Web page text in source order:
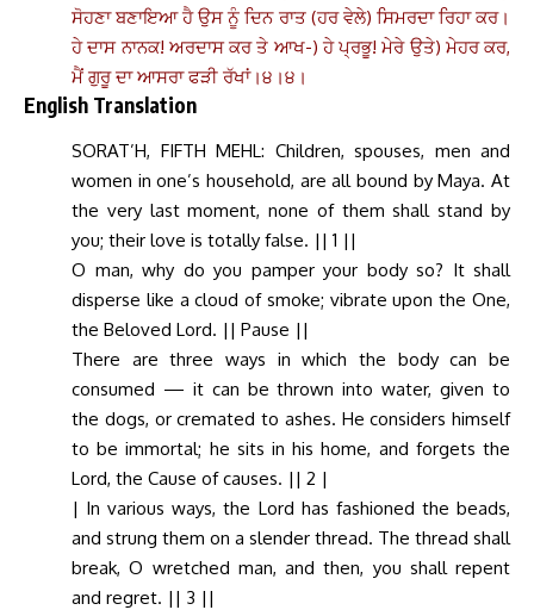
ਸੋਹਣਾ ਬਣਾਇਆ ਹੈ ਉਸ ਨੂੰ ਦਿਨ ਰਾਤ (ਹਰ ਵੇਲੇ) ਸਿਮਰਦਾ ਰਿਹਾ ਕਰ।
ਹੇ ਦਾਸ ਨਾਨਕ! ਅਰਦਾਸ ਕਰ ਤੇ ਆਖ-)ਹੇ ਪ੍ਰਭੂ! ਮੇਰੇ ਉਤੇ) ਮੇਹਰ ਕਰ,
ਮੈਂ ਗੁਰੂ ਦਾ ਆਸਰਾ ਫੜੀ ਰੱਖਾਂ।੪।੪।
English Translation
SORAT’H, FIFTH MEHL: Children, spouses, men and
women in one’s household, are all bound by Maya. At
the very last moment, none of them shall stand by
you; their love is totally false. || 1 ||
O man, why do you pamper your body so? It shall
disperse like a cloud of smoke; vibrate upon the One,
the Beloved Lord. || Pause ||
There are three ways in which the body can be
consumed — it can be thrown into water, given to
the dogs, or cremated to ashes. He considers himself
to be immortal; he sits in his home, and forgets the
Lord, the Cause of causes. || 2 |
| In various ways, the Lord has fashioned the beads,
and strung them on a slender thread. The thread shall
break, O wretched man, and then, you shall repent
and regret. || 3 ||